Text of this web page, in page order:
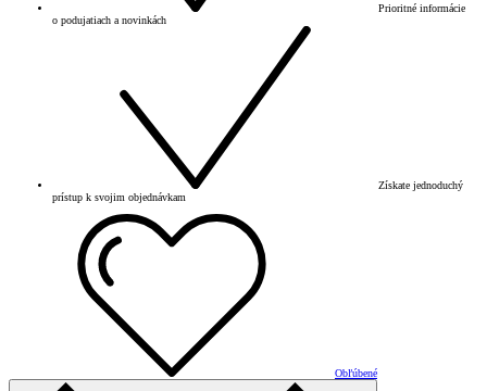
Prioritné informácie
o podujatiach a novinkách
Získate jednoduchý
prístup k svojim objednávkam
Obľúbené